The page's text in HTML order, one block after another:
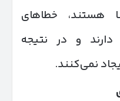
۲۰۷ آشنا هستند، خطاهای
و در نتیجه
نمی‌کنند.